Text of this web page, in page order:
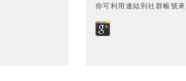
你可利用連結到社群帳號